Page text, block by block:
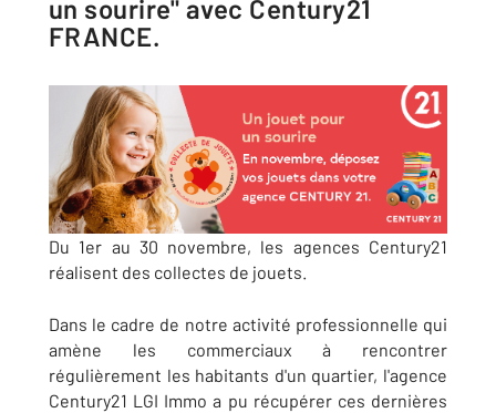
un sourire" avec Century21
FRANCE.
Du 1er au 30 novembre, les agences Century21
réalisent des collectes de jouets.
Dans le cadre de notre activité professionnelle qui
amène les commerciaux à rencontrer
régulièrement les habitants d'un quartier, l'agence
Century21 LGI Immo a pu récupérer ces dernières